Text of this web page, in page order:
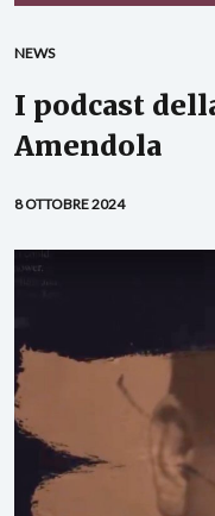
NEWS
I podcast
Amendola
8 OTTOBRE 2024